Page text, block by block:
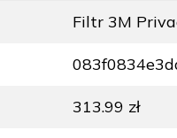
Filtr 3M
313.99 zł